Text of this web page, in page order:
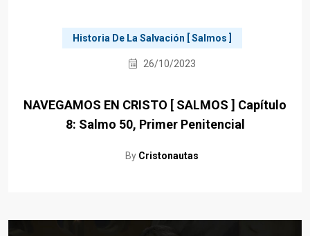
Historia De La Salvación [ Salmos ]
26/10/2023
NAVEGAMOS EN CRISTO [ SALMOS ] Capítulo
8: Salmo 50, Primer Penitencial
By Cristonautas